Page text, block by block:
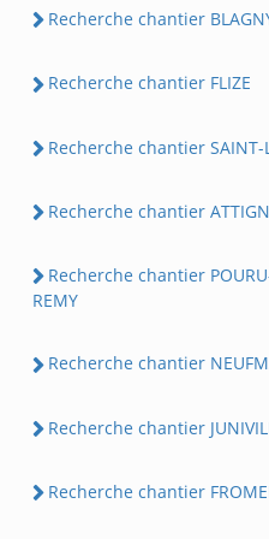
Recherche chantier
Recherche chantier FLIZE
Recherche chantier SAINT-
Recherche chantier
Recherche chantier
REMY
Recherche chantier
Recherche chantier
Recherche chantier